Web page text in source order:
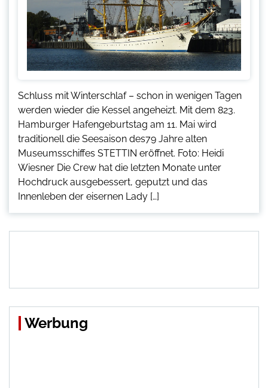
Schluss mit Winterschlaf – schon in wenigen Tagen
werden wieder die Kessel angeheizt. Mit dem 823.
Hamburger Hafengeburtstag am 11. Mai wird
traditionell die Seesaison des79 Jahre alten
Museumsschiffes STETTIN eröffnet. Foto: Heidi
Wiesner Die Crew hat die letzten Monate unter
Hochdruck ausgebessert, geputzt und das
Innenleben der eisernen Lady […]
Werbung